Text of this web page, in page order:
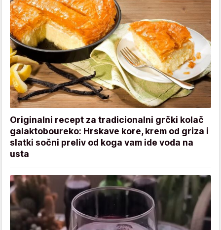
Originalni recept za tradicionalni grčki kolač
galaktoboureko: Hrskave kore, krem od griza i
slatki sočni preliv od koga vam ide voda na
usta